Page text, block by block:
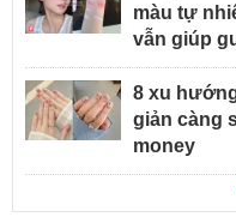
màu tự
vẫn giúp
8 xu
giản càng
money